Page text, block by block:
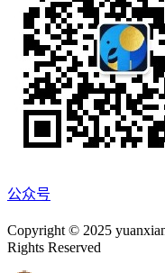
公众号
Copyright © 2025
Rights Reserved